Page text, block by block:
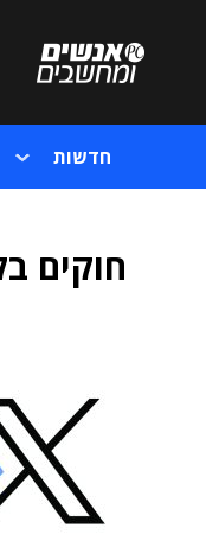
חדשות
חוקים